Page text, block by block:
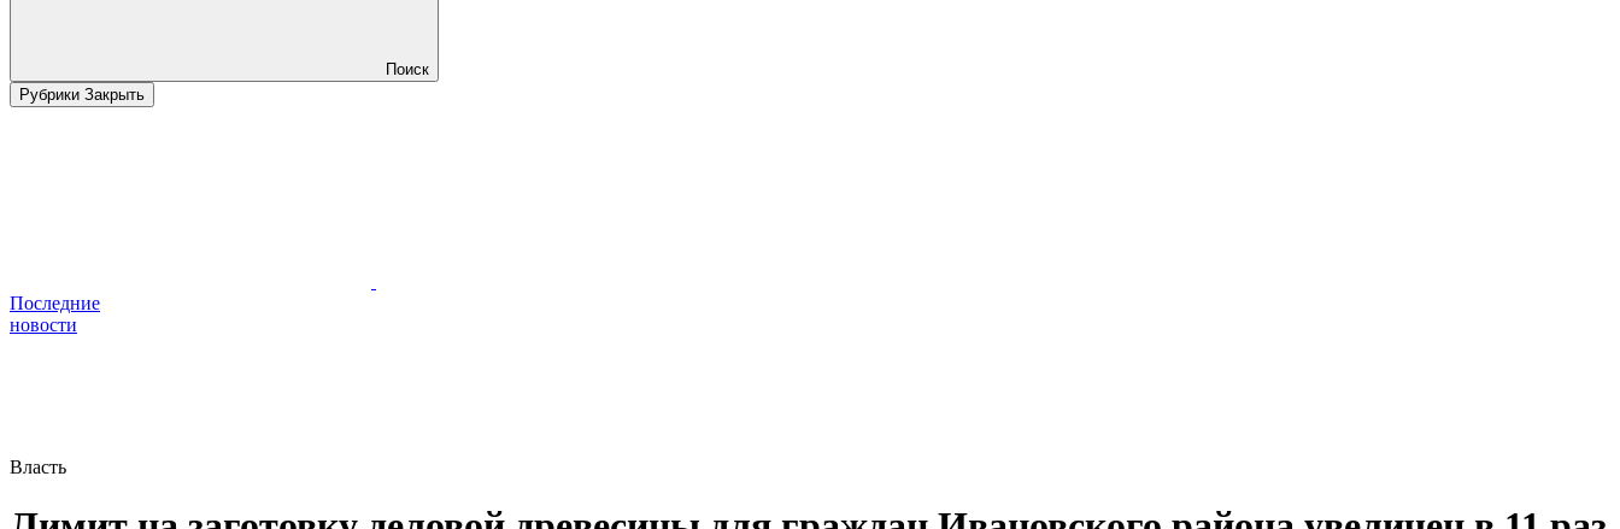
Поиск
Рубрики Закрыть
Последние
новости
Власть